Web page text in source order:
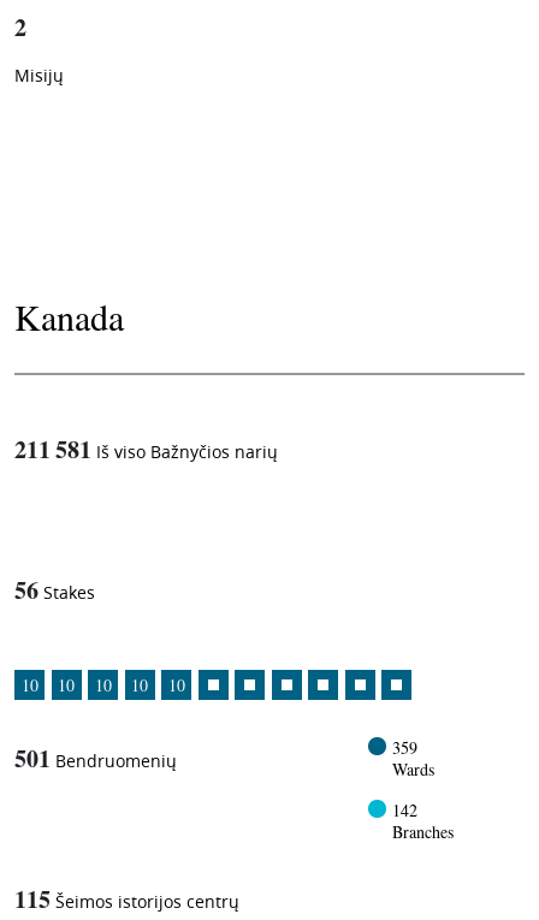
2
Misijų
Kanada
211 581 Iš viso Bažnyčios narių
56 Stakes
10 10 10 10 10
501 Bendruomenių
359
Wards
142
Branches
115 Šeimos istorijos centrų